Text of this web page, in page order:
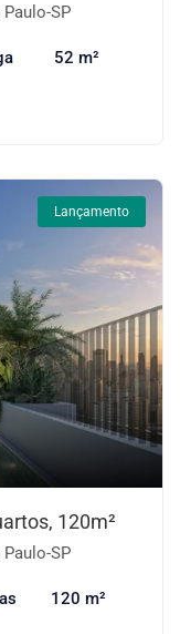
SP
52 m²
Lançamento
120m²
SP
120 m²